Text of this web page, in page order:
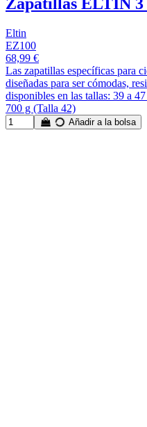
Eltin
EZ100
68,99 €
Las zapatillas específicas para
diseñadas para ser cómodas,
disponibles en las tallas: 39 a
700 g (Talla 42)
Añadir a la bolsa